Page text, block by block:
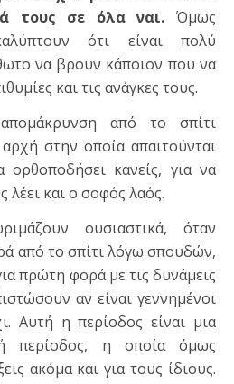
τους σε όλα ναι. Όμως
ότι είναι πολύ
να βρουν κάποιον που να
και τις ανάγκες τους.
από το σπίτι
στην οποία απαιτούνται
ορθοποδήσει κανείς, για να
λέει και ο σοφός λαός.
ουσιαστικά, όταν
από το σπίτι λόγω σπουδών,
πρώτη φορά με τις δυνάμεις
αν είναι γεννημένοι
Αυτή η περίοδος είναι μια
περίοδος, η οποία όμως
ακόμα και για τους ίδιους.